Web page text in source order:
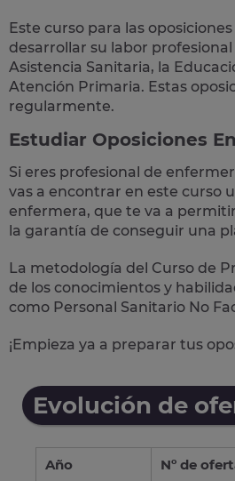
Este curso para las
desarrollar su labor
Asistencia Sanitaria, la
Atención Primaria. Estas
regularmente.
Estudiar Oposiciones
Si eres profesional de
vas a encontrar en este curso
enfermera, que te va a
la garantía de conseguir una
La metodología del Curso de
de los conocimientos y
como Personal Sanitario No
¡Empieza ya a preparar tus
Evolución de
Año Nº de